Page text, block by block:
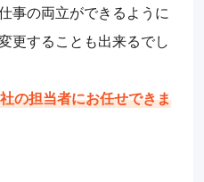
事の両立ができるように
更することも出来るでし
の担当者にお任せできま